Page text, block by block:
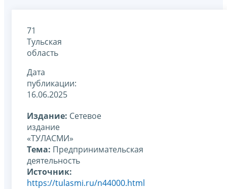
71
Тульская
область
Дата
публикации:
16.06.2025
Издание: Сетевое
издание
«ТУЛАСМИ»
Тема: Предпринимательская
деятельность
Источник:
https://tulasmi.ru/n44000.html